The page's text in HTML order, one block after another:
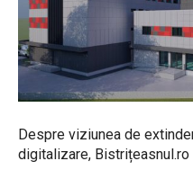
Despre viziunea de
digitalizare, Bistrițeasnul.ro